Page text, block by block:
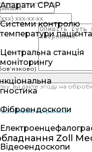
ви даєте згоду на
Zoll Medical Corporation
Zoll
Апарати CPAP
Системи контролю
температури пацієнта
Центральна станція
моніторингу
Фіброендоскопи
Відеоендоскопи